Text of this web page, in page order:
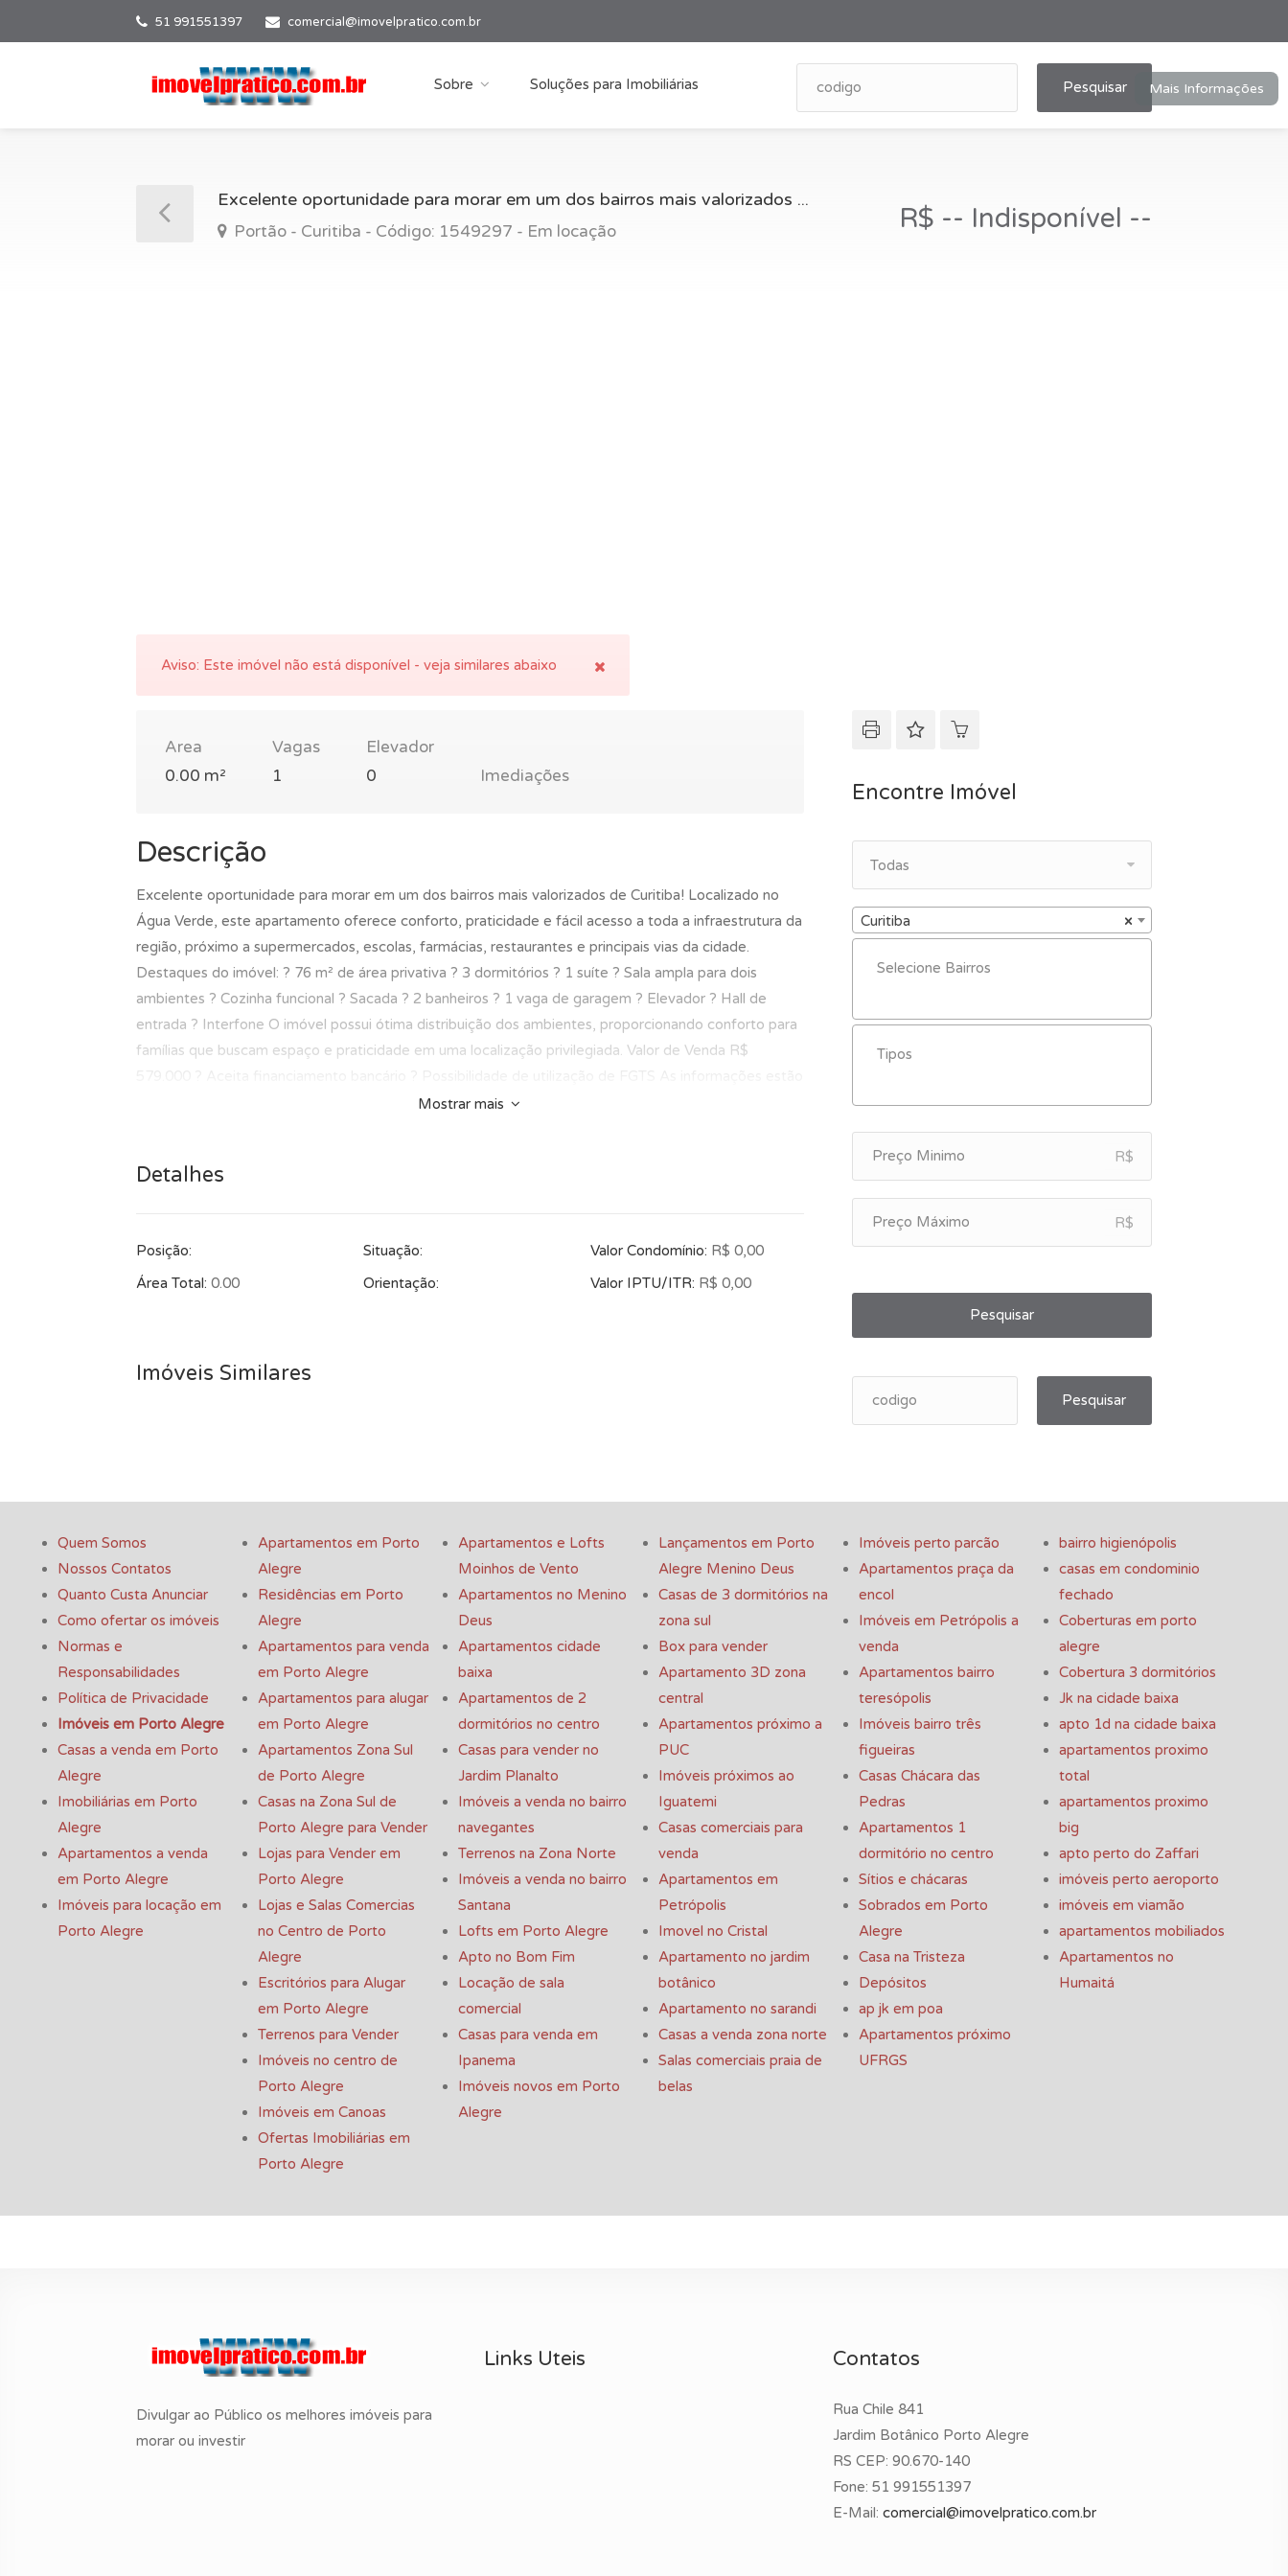
51 991551397 comercial@imovelpratico.com.br
Sobre Soluções para Imobiliárias Pesquisar
Excelente oportunidade para morar em um dos bairros mais valorizados ...
Portão - Curitiba - Código: 1549297 - Em locação R$ -- Indisponível --
Aviso: Este imóvel não está disponível - veja similares abaixo
Area
0.00 m²
Vagas
1
Elevador
0
Imediações
Descrição
Excelente oportunidade para morar em um dos bairros mais valorizados de Curitiba! Localizado no
Água Verde, este apartamento oferece conforto, praticidade e fácil acesso a toda a infraestrutura da
região, próximo a supermercados, escolas, farmácias, restaurantes e principais vias da cidade.
Destaques do imóvel: ? 76 m² de área privativa ? 3 dormitórios ? 1 suíte ? Sala ampla para dois
ambientes ? Cozinha funcional ? Sacada ? 2 banheiros ? 1 vaga de garagem ? Elevador ? Hall de
entrada ? Interfone O imóvel possui ótima distribuição dos ambientes, proporcionando conforto para
famílias que buscam espaço e praticidade em uma localização privilegiada. Valor de Venda R$
sujeitas a alterações.*** Consulte o corretor responsável
Mostrar mais
Detalhes
Posição:
Área Total: 0.00
Situação:
Orientação:
Valor Condomínio: R$ 0,00
Valor IPTU/ITR: R$ 0,00
Imóveis Similares
Encontre Imóvel
Todas
×
Curitiba
R$
R$
Pesquisar
Pesquisar
Quem Somos
Nossos Contatos
Quanto Custa Anunciar
Como ofertar os imóveis
Normas e
Responsabilidades
Política de Privacidade
Imóveis em Porto Alegre
Casas a venda em Porto
Alegre
Imobiliárias em Porto
Alegre
Apartamentos a venda
em Porto Alegre
Imóveis para locação em
Porto Alegre
Apartamentos em Porto
Alegre
Residências em Porto
Alegre
Apartamentos para venda
em Porto Alegre
Apartamentos para alugar
em Porto Alegre
Apartamentos Zona Sul
de Porto Alegre
Casas na Zona Sul de
Porto Alegre para Vender
Lojas para Vender em
Porto Alegre
Lojas e Salas Comercias
no Centro de Porto
Alegre
Escritórios para Alugar
em Porto Alegre
Terrenos para Vender
Imóveis no centro de
Porto Alegre
Imóveis em Canoas
Ofertas Imobiliárias em
Porto Alegre
Apartamentos e Lofts
Moinhos de Vento
Apartamentos no Menino
Deus
Apartamentos cidade
baixa
Apartamentos de 2
dormitórios no centro
Casas para vender no
Jardim Planalto
Imóveis a venda no bairro
navegantes
Terrenos na Zona Norte
Imóveis a venda no bairro
Santana
Lofts em Porto Alegre
Apto no Bom Fim
Locação de sala
comercial
Casas para venda em
Ipanema
Imóveis novos em Porto
Alegre
Lançamentos em Porto
Alegre Menino Deus
Casas de 3 dormitórios na
zona sul
Box para vender
Apartamento 3D zona
central
Apartamentos próximo a
PUC
Imóveis próximos ao
Iguatemi
Casas comerciais para
venda
Apartamentos em
Petrópolis
Imovel no Cristal
Apartamento no jardim
botânico
Apartamento no sarandi
Casas a venda zona norte
Salas comerciais praia de
belas
Imóveis perto parcão
Apartamentos praça da
encol
Imóveis em Petrópolis a
venda
Apartamentos bairro
teresópolis
Imóveis bairro três
figueiras
Casas Chácara das
Pedras
Apartamentos 1
dormitório no centro
Sítios e chácaras
Sobrados em Porto
Alegre
Casa na Tristeza
Depósitos
ap jk em poa
Apartamentos próximo
UFRGS
bairro higienópolis
casas em condominio
fechado
Coberturas em porto
alegre
Cobertura 3 dormitórios
Jk na cidade baixa
apto 1d na cidade baixa
apartamentos proximo
total
apartamentos proximo
big
apto perto do Zaffari
imóveis perto aeroporto
imóveis em viamão
apartamentos mobiliados
Apartamentos no
Humaitá
Divulgar ao Público os melhores imóveis para
morar ou investir
Links Uteis Contatos
Rua Chile 841
Jardim Botânico Porto Alegre
RS CEP: 90.670-140
Fone: 51 991551397
E-Mail: comercial@imovelpratico.com.br
Mais Informações